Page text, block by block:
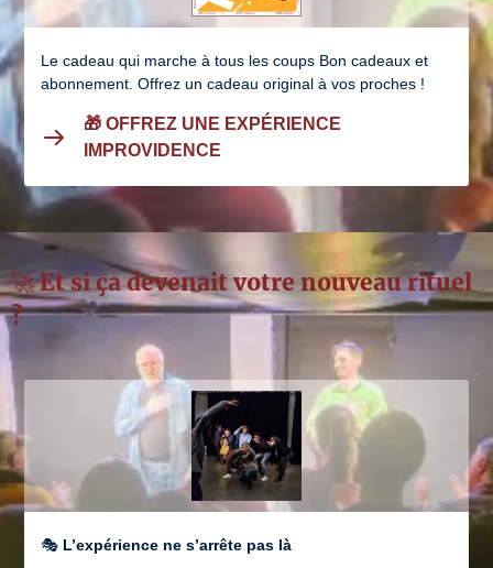
🚀 Et si ça devenait votre nouveau rituel
?
🎭 L’expérience ne s’arrête pas là
Le cadeau qui marche à tous les coups Bon cadeaux et
abonnement. Offrez un cadeau original à vos proches !
🎁 OFFREZ UNE EXPÉRIENCE
IMPROVIDENCE